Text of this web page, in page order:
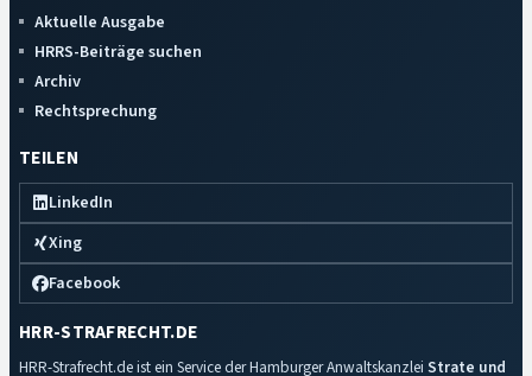
Aktuelle Ausgabe
HRRS-Beiträge suchen
Archiv
Rechtsprechung
TEILEN
LinkedIn
Xing
Facebook
HRR-STRAFRECHT.DE
HRR-Strafrecht.de ist ein Service der Hamburger Anwaltskanzlei Strate und